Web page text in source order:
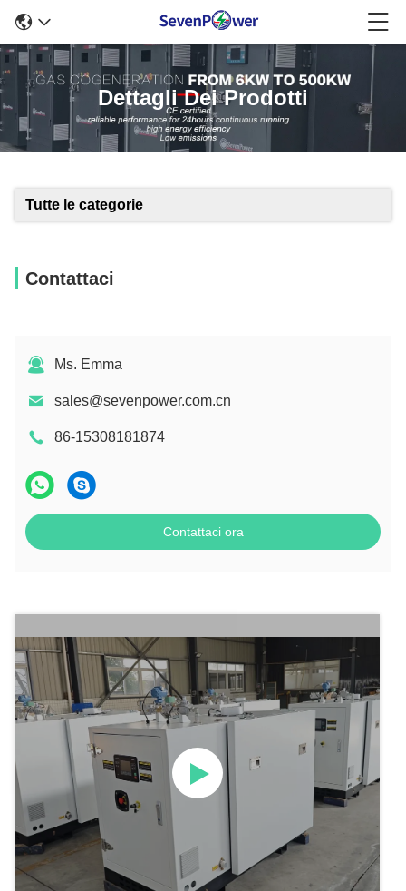
Dettagli Dei Prodotti
Tutte le categorie
Contattaci
Ms. Emma
sales@sevenpower.com.cn
86-15308181874
Contattaci ora